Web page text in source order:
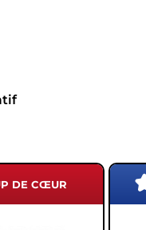
DE CŒUR